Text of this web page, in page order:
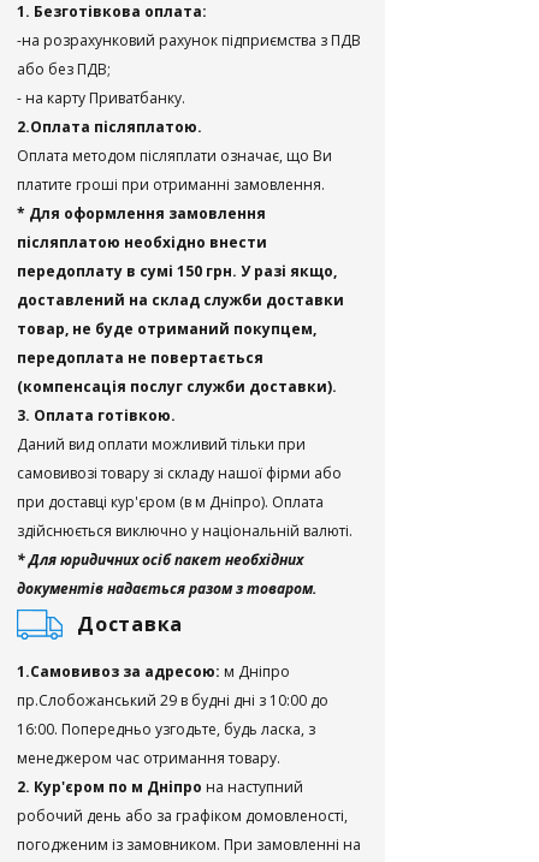
1. Безготівкова оплата:
-на розрахунковий рахунок підприємства з ПДВ
або без ПДВ;
- на карту Приватбанку.
2.Оплата післяплатою.
Оплата методом післяплати означає, що Ви
платите гроші при отриманні замовлення.
* Для оформлення замовлення
післяплатою необхідно внести
передоплату в сумі 150 грн. У разі якщо,
доставлений на склад служби доставки
товар, не буде отриманий покупцем,
передоплата не повертається
(компенсація послуг служби доставки).
3. Оплата готівкою.
Даний вид оплати можливий тільки при
самовивозі товару зі складу нашої фірми або
при доставці кур'єром (в м Дніпро). Оплата
здійснюється виключно у національній валюті.
* Для юридичних осіб пакет необхідних
документів надається разом з товаром.
Доставка
1.Самовивоз за адресою: м Дніпро
пр.Слобожанський 29 в будні дні з 10:00 до
16:00. Попередньо узгодьте, будь ласка, з
менеджером час отримання товару.
2. Кур'єром по м Дніпро на наступний
робочий день або за графіком домовленості,
погодженим із замовником. При замовленні на